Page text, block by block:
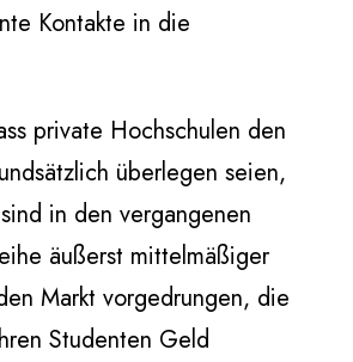
Kontakte in die
private Hochschulen den
überlegen seien,
in den vergangenen
äußerst mittelmäßiger
Markt vorgedrungen, die
Studenten Geld